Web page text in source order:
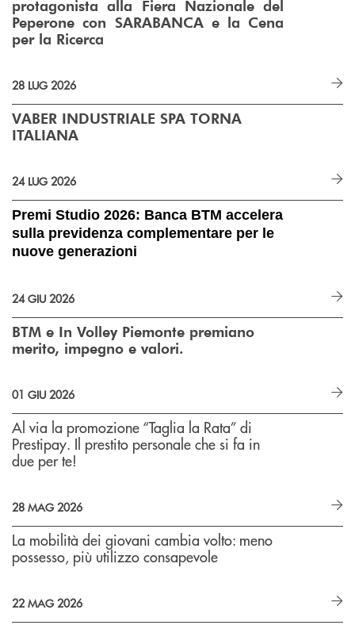
protagonista alla Fiera Nazionale del
Peperone con SARABANCA e la Cena
per la Ricerca
28 LUG 2026
VABER INDUSTRIALE SPA TORNA
ITALIANA
24 LUG 2026
Premi Studio 2026: Banca BTM accelera
sulla previdenza complementare per le
nuove generazioni
24 GIU 2026
BTM e In Volley Piemonte premiano
merito, impegno e valori.
01 GIU 2026
Al via la promozione “Taglia la Rata” di
Prestipay. Il prestito personale che si fa in
due per te!
28 MAG 2026
La mobilità dei giovani cambia volto: meno
possesso, più utilizzo consapevole
22 MAG 2026